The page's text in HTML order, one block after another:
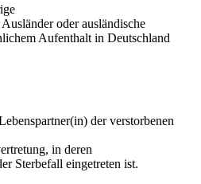
oder ausländische
Aufenthalt in Deutschland
der verstorbenen
in deren
Sterbefall eingetreten ist.